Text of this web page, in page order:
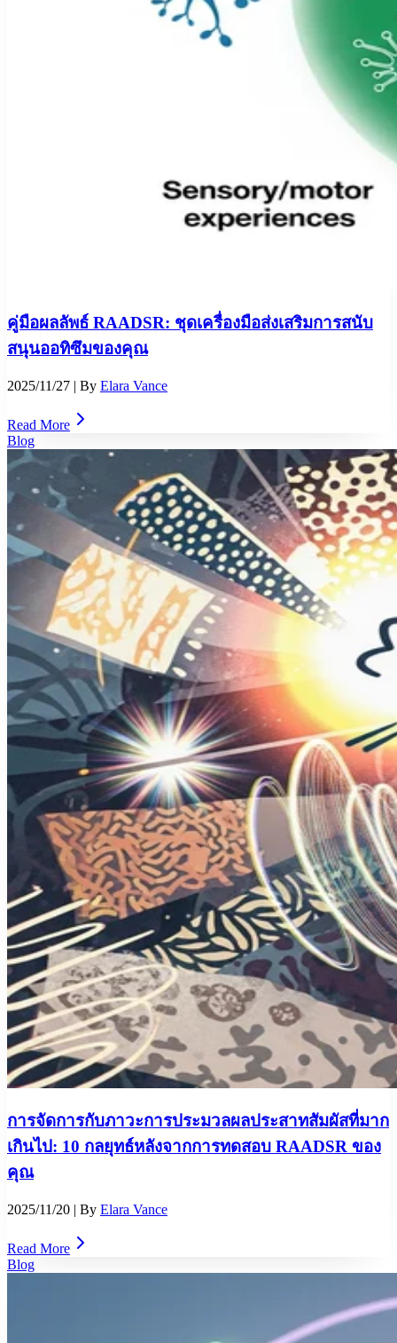
คู่มือผลลัพธ์ RAADSR: ชุดเครื่องมือส่งเสริมการสนับ
สนุนออทิซึมของคุณ
2025/11/27 | By Elara Vance
Read More
Blog
การจัดการกับภาวะการประมวลผลประสาทสัมผัสที่มาก
เกินไป: 10 กลยุทธ์หลังจากการทดสอบ RAADSR ของ
คุณ
2025/11/20 | By Elara Vance
Read More
Blog